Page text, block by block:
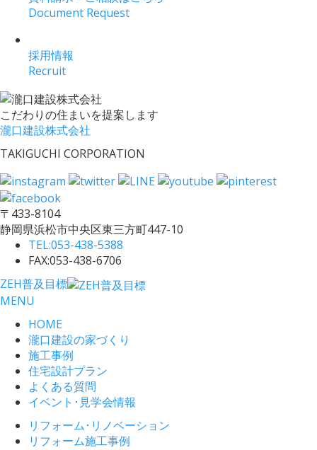
Document Request
採用情報
Recruit
こだわりの住まいを提案します
瀧口建設株式会社
TAKIGUCHI CORPORATION
〒433-8104
静岡県浜松市中央区東三方町447-10
TEL:053-438-5388
FAX:053-438-6706
ZEH普及目標
MENU
HOME
瀧口建設の家づくり
施工事例
住宅設計プラン
よくある質問
イベント･見学会情報
リフォーム･リノベーション
リフォーム施工事例